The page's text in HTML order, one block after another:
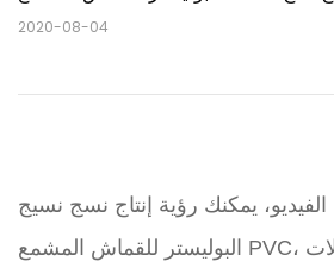
2020-08-04
يمكنك رؤية إنتاج نسج نسيج
البوليستر للقماش المشمع PVC، لدينا مجموعتان من آلات